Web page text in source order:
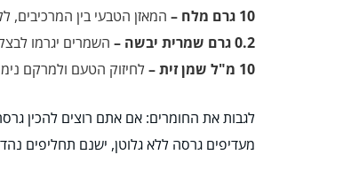
10 גרם מלח –
המאזן הטבעי בין
0.2 גרם שמרית יבשה –
השמרים יגרמו
10 מ"ל שמן זית –
לחיזוק הטעם ולמרקם
לגבות את החומרים: אם אתם רוצים להכין
מעדיפים גרסה ללא גלוטן, ישנם תחליפים